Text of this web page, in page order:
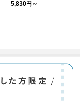
5,830円～